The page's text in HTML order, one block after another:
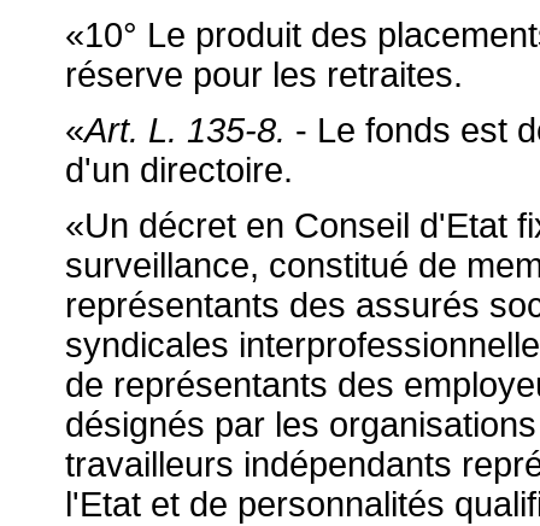
«10° Le produit des
réserve pour les retraites.
«Art. L. 135-8. - Le fonds est
d'un directoire.
«Un décret en Conseil d'Etat
surveillance, constitué de
représentants des assurés
syndicales
de représentants des
désignés par les
travailleurs indépendants
l'Etat et de personnalités